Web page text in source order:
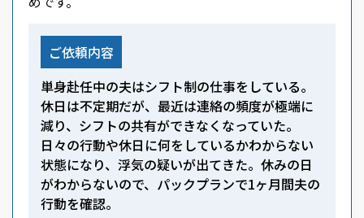
ご依頼内容
単身赴任中の夫はシフト制の仕事をしている。
休日は不定期だが、最近は連絡の頻度が極端に
減り、シフトの共有ができなくなっていた。
日々の行動や休日に何をしているかわからない
状態になり、浮気の疑いが出てきた。休みの日
がわからないので、パックプランで1ヶ月間夫の
行動を確認。